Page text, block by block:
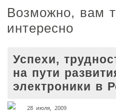
Возможно, вам
интересно
Успехи,
на пути
электроники в
28 июля, 2009